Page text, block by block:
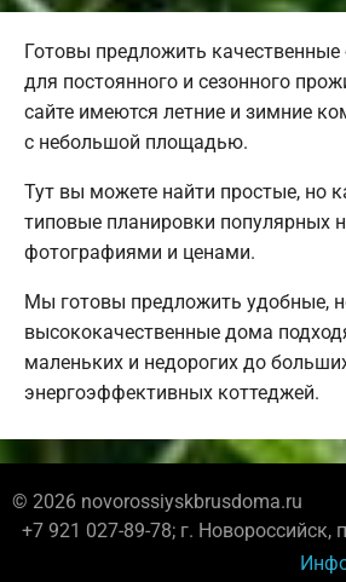
Готовы предложить
для постоянного и сезонного
сайте имеются летние и зимние
с небольшой площадью.
Тут вы можете найти простые, но
типовые планировки популярных
фотографиями и ценами.
Мы готовы предложить удобные,
высококачественные дома
маленьких и недорогих до
энергоэффективных коттеджей.
© 2026 novorossiyskbrusdoma.ru
+7 921 027-89-78; г. Новороссийск,